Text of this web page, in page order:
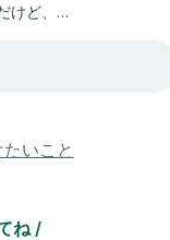
ど、
いこと
ね /